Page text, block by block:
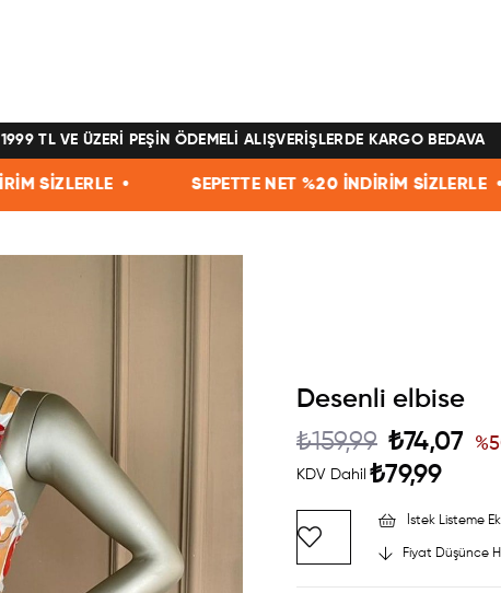
1999 TL VE ÜZERİ PEŞİN ÖDEMELİ ALIŞVERİŞLERDE KARGO BEDAVA
SEPETTE NET %20 İNDİRİM SİZLERLE • SEPETTE
Desenli elbise
₺159,99 ₺74,07
KDV Dahil ₺79,99
%
İstek Listeme
Fiyat Düşünce